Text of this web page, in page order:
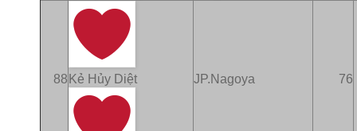
88 Kẻ Hủy Diệt JP.Nagoya 76